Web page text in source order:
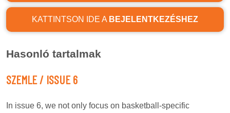
KATTINTSON IDE A BEJELENTKEZÉSHEZ
Hasonló tartalmak
SZEMLE / ISSUE 6
In issue 6, we not only focus on basketball-specific